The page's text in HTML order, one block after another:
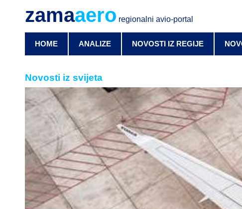
zamaaero regionalni avio-portal
HOME ANALIZE NOVOSTI IZ REGIJE
Novosti iz svijeta